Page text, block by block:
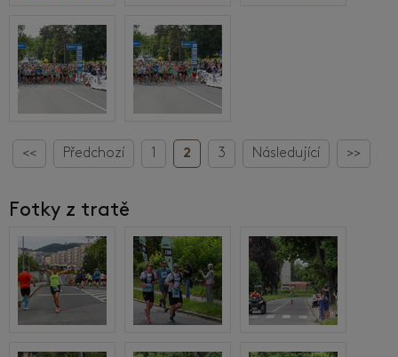
<< Předchozí 1 2 3 Následující >>
Fotky z tratě